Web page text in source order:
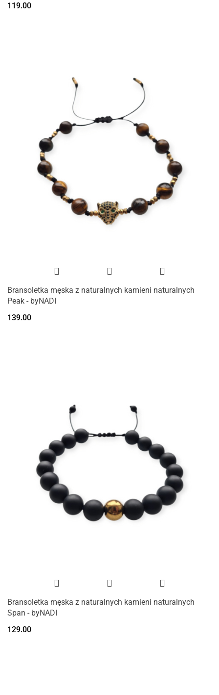
119.00
Bransoletka męska z naturalnych kamieni naturalnych
Peak - byNADI
139.00
Bransoletka męska z naturalnych kamieni naturalnych
Span - byNADI
129.00